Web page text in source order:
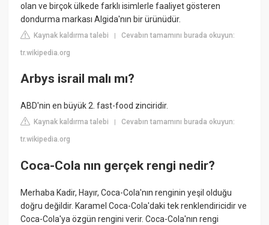
olan ve birçok ülkede farklı isimlerle faaliyet gösteren
dondurma markası Algida'nın bir ürünüdür.
Kaynak kaldırma talebi |Cevabın tamamını burada okuyun:
tr.wikipedia.org
Arbys israil malı mı?
ABD'nin en büyük 2. fast-food zinciridir.
Kaynak kaldırma talebi |Cevabın tamamını burada okuyun:
tr.wikipedia.org
Coca-Cola nın gerçek rengi nedir?
Merhaba Kadir, Hayır, Coca-Cola'nın renginin yeşil olduğu
doğru değildir. Karamel Coca-Cola'daki tek renklendiricidir ve
Coca-Cola'ya özgün rengini verir. Coca-Cola'nın rengi